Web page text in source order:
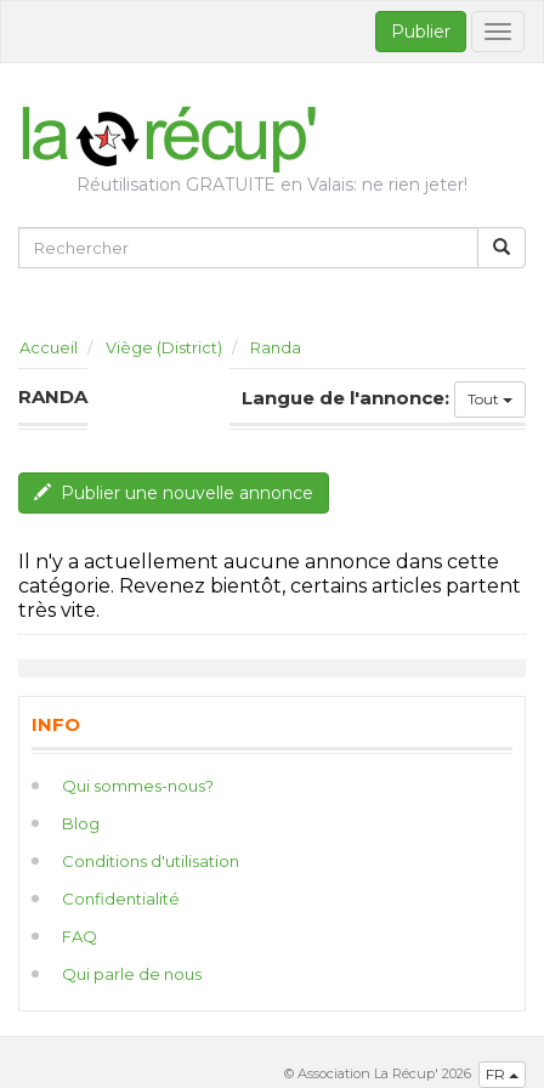
Publier
Réutilisation GRATUITE en Valais: ne rien jeter!
Accueil Viège (District) Randa
RANDA Langue de l'annonce: Tout
Publier une nouvelle annonce
Il n'y a actuellement aucune annonce dans cette
catégorie. Revenez bientôt, certains articles partent
très vite.
INFO
Qui sommes-nous?
Blog
Conditions d'utilisation
Confidentialité
FAQ
Qui parle de nous
FR
© Association La Récup' 2026